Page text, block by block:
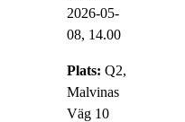
2026-05-
08, 14.00
Plats: Q2,
Malvinas
Väg 10